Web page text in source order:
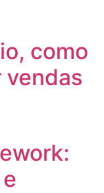
como
vendas